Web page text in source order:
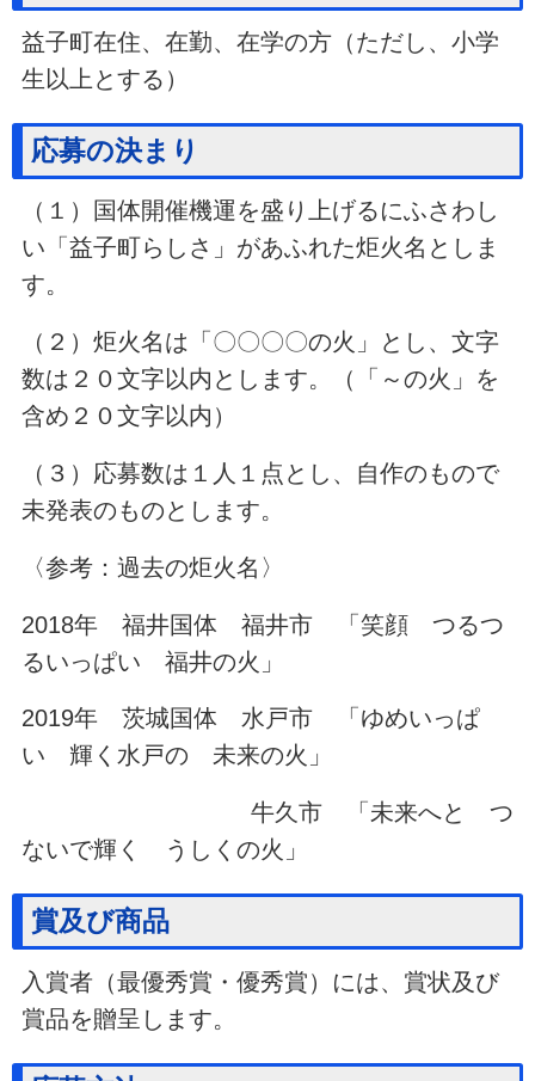
益子町在住、在勤、在学の方（ただし、小学
生以上とする）
応募の決まり
（１）国体開催機運を盛り上げるにふさわし
い「益子町らしさ」があふれた炬火名としま
す。
（２）炬火名は「〇〇〇〇の火」とし、文字
数は２０文字以内とします。（「～の火」を
含め２０文字以内）
（３）応募数は１人１点とし、自作のもので
未発表のものとします。
〈参考：過去の炬火名〉
2018年 福井国体 福井市 「笑顔 つるつ
るいっぱい 福井の火」
2019年 茨城国体 水戸市 「ゆめいっぱ
い 輝く水戸の 未来の火」
牛久市 「未来へと つ
ないで輝く うしくの火」
賞及び商品
入賞者（最優秀賞・優秀賞）には、賞状及び
賞品を贈呈します。